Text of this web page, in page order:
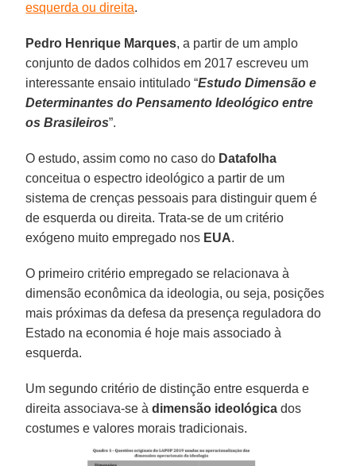
esquerda ou direita.
Pedro Henrique Marques, a partir de um amplo
conjunto de dados colhidos em 2017 escreveu um
interessante ensaio intitulado “Estudo Dimensão e
Determinantes do Pensamento Ideológico entre
os Brasileiros”.
O estudo, assim como no caso do Datafolha
conceitua o espectro ideológico a partir de um
sistema de crenças pessoais para distinguir quem é
de esquerda ou direita. Trata-se de um critério
exógeno muito empregado nos EUA.
O primeiro critério empregado se relacionava à
dimensão econômica da ideologia, ou seja, posições
mais próximas da defesa da presença reguladora do
Estado na economia é hoje mais associado à
esquerda.
Um segundo critério de distinção entre esquerda e
direita associava-se àdimensão ideológica dos
costumes e valores morais tradicionais.